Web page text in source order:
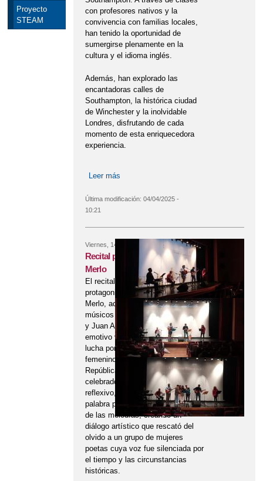
Proyecto
STEAM
con profesores nativos y la
convivencia con familias locales,
han tenido la oportunidad de
sumergirse plenamente en la
cultura y el idioma inglés.
Además, han explorado las
encantadoras calles de
Southampton, la histórica ciudad
de Winchester y la inolvidable
Londres, disfrutando de cada
momento de esta enriquecedora
experiencia.
Leer más
Última modificación: 04/04/2025 -
10:21
Viernes, 14 Marzo, 2025
Recital poético musical Pepa
Merlo
El recital poético musical
protagonizado por la poeta Pepa
Merlo, acompañada por los
músicos Moncho Otero, Rafa Mora
y Juan Antonio Loro, fue un
emotivo viaje al corazón de la
lucha por los derechos civiles
femeninos durante la Segunda
República española. El evento,
celebrado en un ambiente íntimo y
reflexivo, combinó la fuerza de la
palabra poética con la profundidad
de las melodías, creando un
diálogo artístico que rescató del
olvido a un grupo de mujeres
poetas cuya voz fue silenciada por
el tiempo y las circunstancias
históricas.